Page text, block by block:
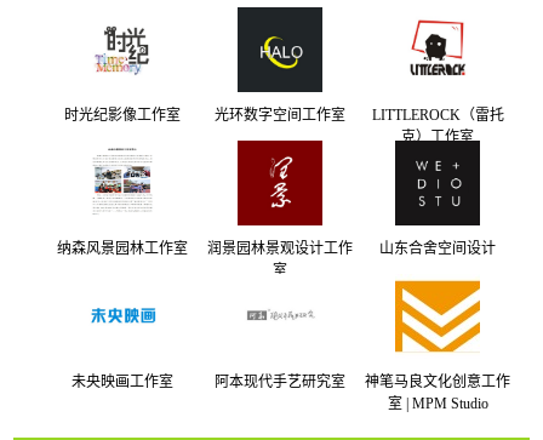
时光纪影像工作室 光环数字空间工作室
LITTLEROCK（雷托
克）工作室
纳森风景园林工作室
润景园林景观设计工作
室
山东合舍空间设计
未央映画工作室 阿本现代手艺研究室
神笔马良文化创意工作
室 | MPM Studio